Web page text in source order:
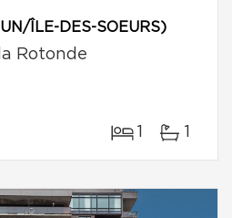
ÎLE-DES-SOEURS)
Rotonde
1 1